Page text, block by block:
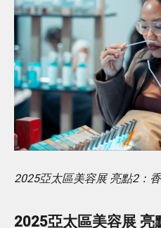
2025亞太區美容展 亮點2：
2025亞太區美容展